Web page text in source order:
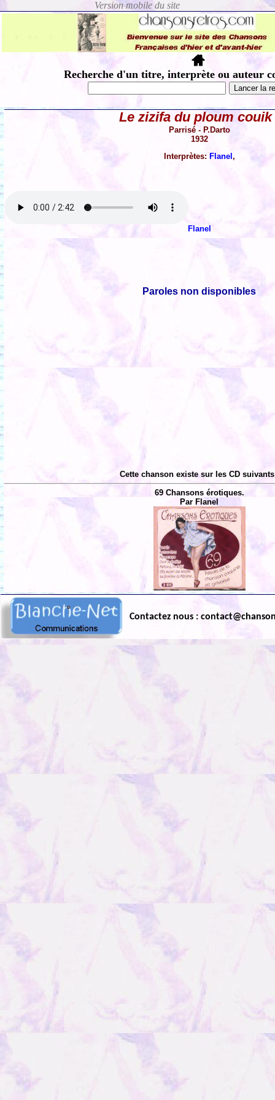
Recherche d'un titre, interprète ou auteur
Le zizifa du ploum couik
Parrisé - P.Darto
1932
Interprètes: Flanel ,
Flanel
Paroles non disponibles
Cette chanson existe sur les CD
69 Chansons érotiques.
Par Flanel
Contactez nous :